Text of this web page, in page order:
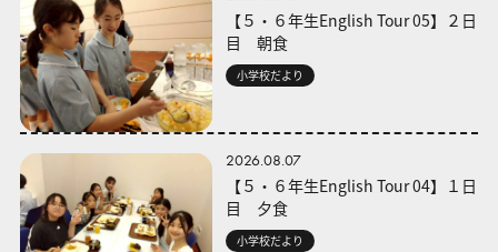
【５・６年生English Tour 05】２日
目 朝食
小学校だより
2026.08.07
【５・６年生English Tour 04】１日
目 夕食
小学校だより